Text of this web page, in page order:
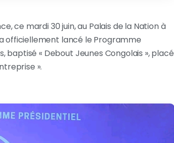
ce mardi 30 juin, au Palais de la Nation à
a officiellement lancé le Programme
« Debout Jeunes Congolais », placé
».